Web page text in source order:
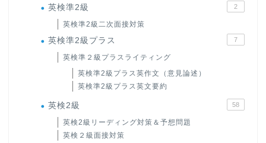
英検準2級 2
英検準2級二次面接対策
英検準2級プラス 7
英検準２級プラスライティング
英検準2級プラス英作文（意見論述）
英検準2級プラス英文要約
英検2級 58
英検2級リーディング対策＆予想問題
英検２級面接対策